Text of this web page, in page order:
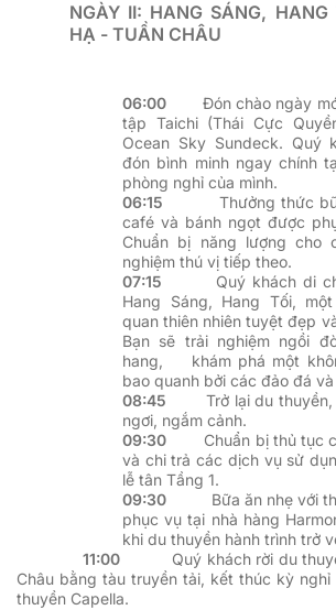
NGÀY II: HANG SÁNG,
HẠ - TUẦN CHÂU
06:00
Đón chào ngày
tập Taichi (Thái Cực
Ocean Sky Sundeck. Quý
đón bình minh ngay chính
phòng nghỉ của mình.
06:15
Thưởng thức
café và bánh ngọt được
Chuẩn bị năng lượng cho
nghiệm thú vị tiếp theo.
07:15
Quý khách di
Hang Sáng, Hang Tối,
quan thiên nhiên tuyệt đẹp
Bạn sẽ trải nghiệm ngồi
hang,
khám phá một
bao quanh bởi các đảo đá
08:45
Trở lại du
ngơi, ngắm cảnh.
09:30
Chuẩn bị thủ tục
và chi trả các dịch vụ sử
lễ tân Tầng 1.
09:30
Bữa ăn nhẹ với
phục vụ tại nhà hàng
khi du thuyền hành trình trở
11:00
Quý khách rời du
Châu bằng tàu truyền tải, kết thúc kỳ
thuyền Capella.